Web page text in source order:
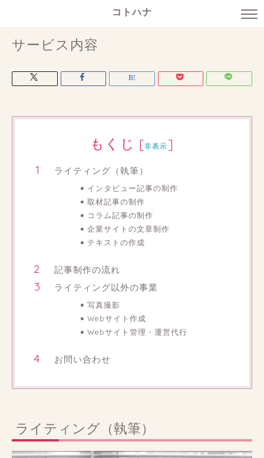
コトハナ
サービス内容
もくじ [非表示 ]
ライティング（執筆）
インタビュー記事の制作
取材記事の制作
コラム記事の制作
企業サイトの文章制作
テキストの作成
記事制作の流れ
ライティング以外の事業
写真撮影
Webサイト作成
Webサイト管理・運営代行
お問い合わせ
ライティング（執筆）